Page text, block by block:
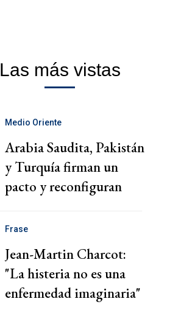
Las más vistas
Medio Oriente
Arabia Saudita, Pakistán
y Turquía firman un
pacto y reconfiguran
Oriente
Frase
Jean-Martin Charcot:
"La histeria no es una
enfermedad imaginaria"